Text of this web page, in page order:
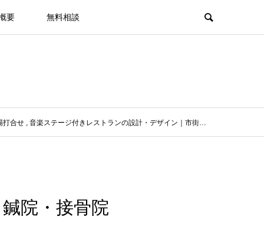
要 無料相談
打合せ 音楽ステージ付きレストランの設計・デザイン｜市街化調整区域
院・接骨院